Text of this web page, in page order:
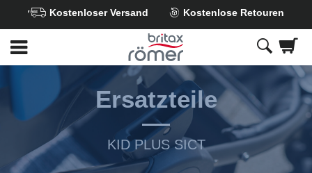
Hauptinhalt
springen
Kostenloser Versand Kostenlose Retouren
Ersatzteile
KID PLUS SICT